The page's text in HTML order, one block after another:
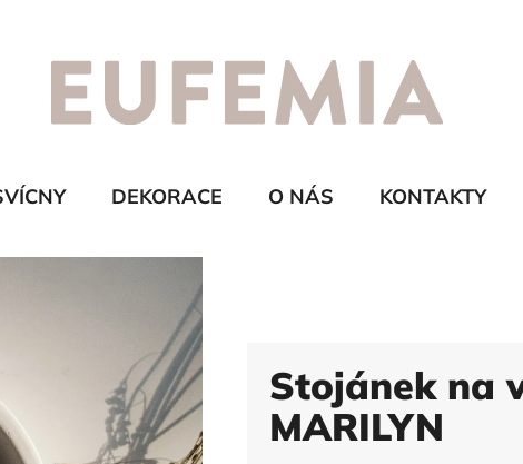
DEKORACE O NÁS KONTAKTY
Stojánek na
MARILYN